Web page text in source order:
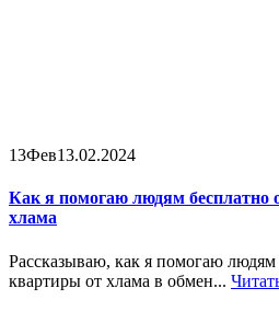
13Фев13.02.2024
Как я помогаю людям бесплатно
хлама
Рассказываю, как я помогаю людям
квартиры от хлама в обмен...